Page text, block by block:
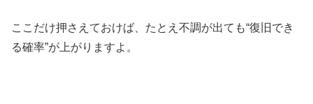
ここだけ押さえておけば、たとえ不調が出ても“復旧でき
る確率”が上がりますよ。